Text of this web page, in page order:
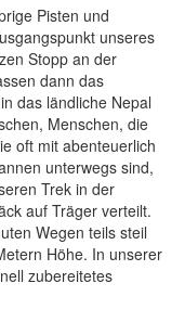
Pisten und
unseres
Stopp an der
dann das
das ländliche Nepal
Menschen, die
oft mit abenteuerlich
unterwegs sind,
Trek in der
auf Träger verteilt.
Wegen teils steil
Höhe. In unserer
zubereitetes